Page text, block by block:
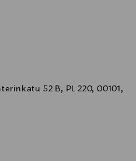
52 B, PL 220, 00101,